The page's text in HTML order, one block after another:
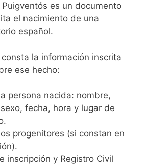
es un documento
el nacimiento de una
español.
la información inscrita
ese hecho:
persona nacida: nombre,
fecha, hora y lugar de
progenitores (si constan en
inscripción y Registro Civil